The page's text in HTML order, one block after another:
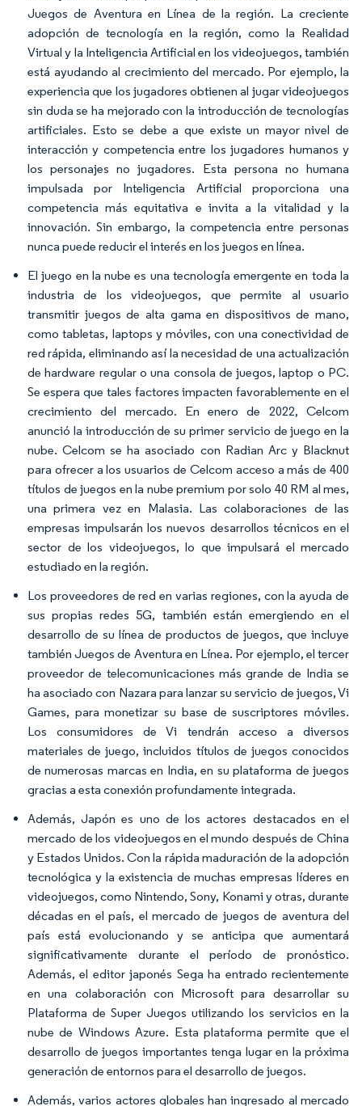
Juegos de Aventura en Línea de la región. La creciente
adopción de tecnología en la región, como la Realidad
Virtual y la Inteligencia Artificial en los videojuegos, también
está ayudando al crecimiento del mercado. Por ejemplo, la
experiencia que los jugadores obtienen al jugar videojuegos
sin duda se ha mejorado con la introducción de tecnologías
artificiales. Esto se debe a que existe un mayor nivel de
interacción y competencia entre los jugadores humanos y
los personajes no jugadores. Esta persona no humana
impulsada por Inteligencia Artificial proporciona una
competencia más equitativa e invita a la vitalidad y la
innovación. Sin embargo, la competencia entre personas
nunca puede reducir el interés en los juegos en línea.
El juego en la nube es una tecnología emergente en toda la
industria de los videojuegos, que permite al usuario
transmitir juegos de alta gama en dispositivos de mano,
como tabletas, laptops y móviles, con una conectividad de
red rápida, eliminando así la necesidad de una actualización
de hardware regular o una consola de juegos, laptop o PC.
Se espera que tales factores impacten favorablemente en el
crecimiento del mercado. En enero de 2022, Celcom
anunció la introducción de su primer servicio de juego en la
nube. Celcom se ha asociado con Radian Arc y Blacknut
para ofrecer a los usuarios de Celcom acceso a más de 400
títulos de juegos en la nube premium por solo 40 RM al mes,
una primera vez en Malasia. Las colaboraciones de las
empresas impulsarán los nuevos desarrollos técnicos en el
sector de los videojuegos, lo que impulsará el mercado
estudiado en la región.
Los proveedores de red en varias regiones, con la ayuda de
sus propias redes 5G, también están emergiendo en el
desarrollo de su línea de productos de juegos, que incluye
también Juegos de Aventura en Línea. Por ejemplo, el tercer
proveedor de telecomunicaciones más grande de India se
ha asociado con Nazara para lanzar su servicio de juegos, Vi
Games, para monetizar su base de suscriptores móviles.
Los consumidores de Vi tendrán acceso a diversos
materiales de juego, incluidos títulos de juegos conocidos
de numerosas marcas en India, en su plataforma de juegos
gracias a esta conexión profundamente integrada.
Además, Japón es uno de los actores destacados en el
mercado de los videojuegos en el mundo después de China
y Estados Unidos. Con la rápida maduración de la adopción
tecnológica y la existencia de muchas empresas líderes en
videojuegos, como Nintendo, Sony, Konami y otras, durante
décadas en el país, el mercado de juegos de aventura del
país está evolucionando y se anticipa que aumentará
significativamente durante el período de pronóstico.
Además, el editor japonés Sega ha entrado recientemente
en una colaboración con Microsoft para desarrollar su
Plataforma de Super Juegos utilizando los servicios en la
nube de Windows Azure. Esta plataforma permite que el
desarrollo de juegos importantes tenga lugar en la próxima
generación de entornos para el desarrollo de juegos.
Además, varios actores globales han ingresado al mercado